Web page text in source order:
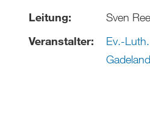
Leitung:
Sven
Veranstalter:
Ev.-
Gadeland